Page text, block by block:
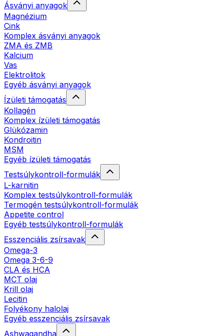
Ásványi anyagok
Magnézium
Cink
Komplex ásványi anyagok
ZMA és ZMB
Kalcium
Vas
Elektrolitok
Egyéb ásványi anyagok
Ízületi támogatás
Kollagén
Komplex ízületi támogatás
Glükózamin
Kondroitin
MSM
Egyéb ízületi támogatás
Testsúlykontroll-formulák
L-karnitin
Komplex testsúlykontroll-formulák
Termogén testsúlykontroll-formulák
Appetite control
Egyéb testsúlykontroll-formulák
Esszenciális zsírsavak
Omega-3
Omega 3-6-9
CLA és HCA
MCT olaj
Krill olaj
Lecitin
Folyékony halolaj
Egyéb esszenciális zsírsavak
Ashwagandha